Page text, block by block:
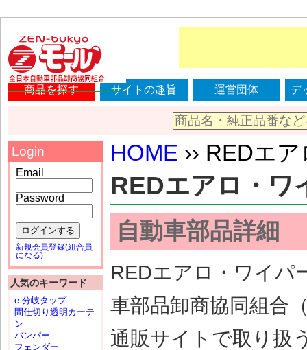
商品を探す サイトの趣旨 運営団体 デ
HOME ›› REDエ
REDエアロ・ワ
自動車部品詳細
REDエアロ・ワイパ
車部品卸商協同組合
通販サイトで取り扱
Login
Email
Password
ログインする
新規会員登録(組合員
になる)
人気のキーワード
e-分岐タップ
間仕切り透明カーテ
ン
バンパー
フェンダー